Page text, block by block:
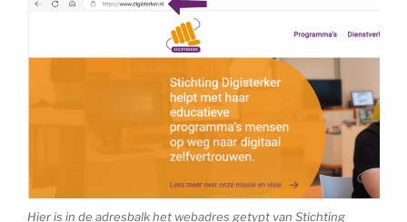
Hier is in de adresbalk het webadres getypt van Stichting